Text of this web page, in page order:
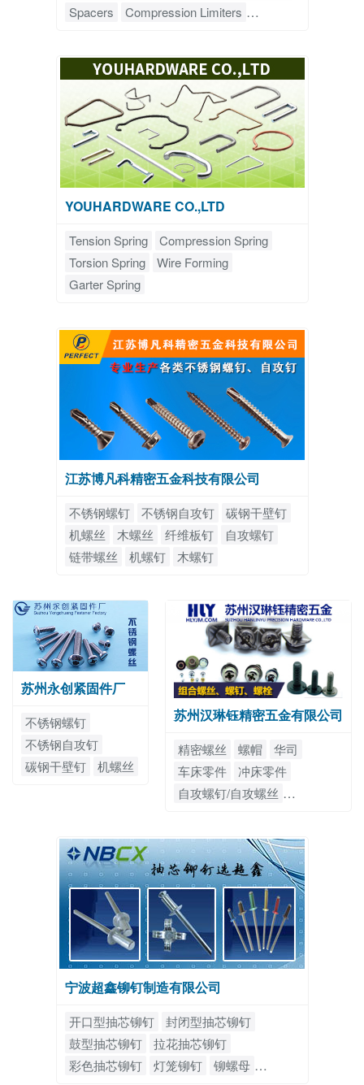
Spacers
Compression Limiters
Railroad Nuts
Disc Springs
Precision Shims
Fastener Installation Equipment
Vibratory Feeder Systems
YOUHARDWARE CO.,LTD
Tension Spring
Compression Spring
Torsion Spring
Wire Forming
Garter Spring
江苏博凡科精密五金科技有限公司
不锈钢螺钉 不锈钢自攻钉
碳钢干壁钉
机螺丝
木螺丝 纤维板钉
自攻螺钉
链带螺丝
机螺钉 木螺钉
苏州永创紧固件厂
不锈钢螺钉
不锈钢自攻钉
碳钢干壁钉
机螺丝
苏州汉琳钰精密五金有限公司
精密螺丝 螺帽
华司
车床零件
冲床零件
自攻螺钉/自攻螺丝
宁波超鑫铆钉制造有限公司
开口型抽芯铆钉
封闭型抽芯铆钉
鼓型抽芯铆钉
拉花抽芯铆钉
彩色抽芯铆钉
灯笼铆钉
铆螺母